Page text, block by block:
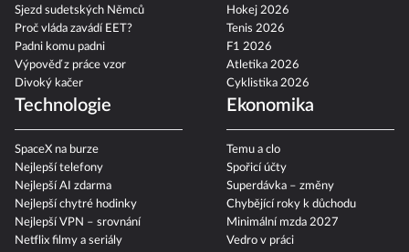
Sjezd sudetských Němců
Proč vláda zavádí EET?
Padni komu padni
Výpověď z práce vzor
Divoký kačer
Hokej 2026
Tenis 2026
F1 2026
Atletika 2026
Cyklistika 2026
Technologie
SpaceX na burze
Nejlepší telefony
Nejlepší AI zdarma
Nejlepší chytré hodinky
Nejlepší VPN – srovnání
Netflix filmy a seriály
Ekonomika
Temu a clo
Spořicí účty
Superdávka – změny
Chybějící roky k důchodu
Minimální mzda 2027
Vedro v práci